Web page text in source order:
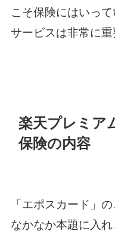
こそ保険にはいっ
サービスは非常に重
楽天プレミア
保険の内容
「エポスカード」
なかなか本題に入